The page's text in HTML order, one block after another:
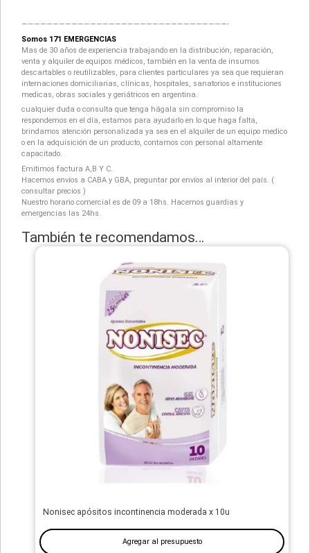
—————————————————————————————————-
Somos 171 EMERGENCIAS
Mas de 30 años de experiencia trabajando en la distribución, reparación,
venta y alquiler de equipos médicos, también en la venta de insumos
descartables o reutilizables, para clientes particulares ya sea que requieran
internaciones domiciliarias, clínicas, hospitales, sanatorios e instituciones
medicas, obras sociales y geriátricos en argentina.
cualquier duda o consulta que tenga hágala sin compromiso la
respondemos en el día, estamos para ayudarlo en lo que haga falta,
brindamos atención personalizada ya sea en el alquiler de un equipo medico
o en la adquisición de un producto, contamos con personal altamente
capacitado.
Emitimos factura A,B Y C.
Hacemos envíos a CABA y GBA, preguntar por envíos al interior del país. (
consultar precios )
Nuestro horario comercial es de 09 a 18hs. Hacemos guardias y
emergencias las 24hs.
También te recomendamos…
Nonisec apósitos incontinencia moderada x 10u
Agregar al presupuesto